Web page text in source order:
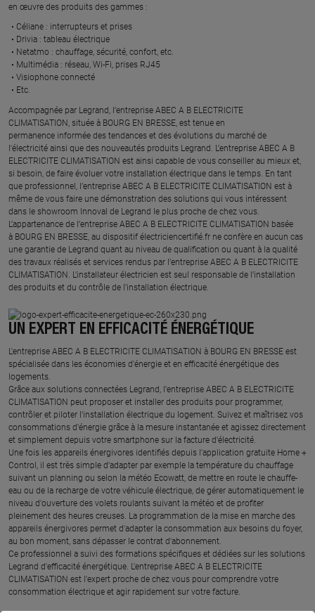
en œuvre des produits des gammes : ​
Céliane : interrupteurs et prises ​
Drivia : tableau électrique ​
Netatmo : chauffage, sécurité, confort, etc.​
Multimédia : réseau, Wi-Fi, prises RJ45​
Visiophone connecté​
Etc.​
​Accompagnée par Legrand, l’entreprise ABEC A B ELECTRICITE
CLIMATISATION, située à BOURG EN BRESSE, est tenue en
permanence informée des tendances et des évolutions du marché de
l'électricité ainsi que des nouveautés produits Legrand. L’entreprise ABEC A B
ELECTRICITE CLIMATISATION est ainsi capable de vous conseiller au mieux et,
si besoin, de faire évoluer votre installation électrique dans le temps. En tant
que professionnel, l’entreprise ABEC A B ELECTRICITE CLIMATISATION est à
même de vous faire une démonstration des solutions qui vous intéressent
dans le showroom Innoval de Legrand le plus proche de chez vous.​
L’appartenance de l’entreprise ABEC A B ELECTRICITE CLIMATISATION basée
à BOURG EN BRESSE, au dispositif électriciencertifié.fr ne confère en aucun cas
une garantie de Legrand quant au niveau de qualification ou quant à la qualité
des travaux réalisés et services rendus par l’entreprise ABEC A B ELECTRICITE
CLIMATISATION. L’installateur électricien est seul responsable de l’installation
des produits et du contrôle de l’installation électrique.
UN EXPERT EN EFFICACITÉ ÉNERGÉTIQUE
L'entreprise ABEC A B ELECTRICITE CLIMATISATION à BOURG EN BRESSE est
spécialisée dans les économies d'énergie et en efficacité énergétique des
logements.
Grâce aux solutions connectées Legrand, l'entreprise ABEC A B ELECTRICITE
CLIMATISATION peut proposer et installer des produits pour programmer,
contrôler et piloter l'installation électrique du logement. Suivez et maîtrisez vos
consommations d'énergie grâce à la mesure instantanée et agissez directement
et simplement depuis votre smartphone sur la facture d'électricité.
Une fois les appareils énergivores identifiés depuis l'application gratuite Home +
Control, il est très simple d'adapter par exemple la température du chauffage
suivant un planning ou selon la météo Ecowatt, de mettre en route le chauffe-
eau ou de la recharge de votre véhicule électrique, de gérer automatiquement le
niveau d'ouverture des volets roulants suivant la météo et de profiter
pleinement des heures creuses. La programmation de la mise en marche des
appareils énergivores permet d'adapter la consommation aux besoins du foyer,
au bon moment, sans dépasser le contrat d'abonnement.
Ce professionnel a suivi des formations spécifiques et dédiées sur les solutions
Legrand d'efficacité énergétique. L'entreprise ABEC A B ELECTRICITE
CLIMATISATION est l'expert proche de chez vous pour comprendre votre
consommation électrique et agir rapidement sur votre facture.